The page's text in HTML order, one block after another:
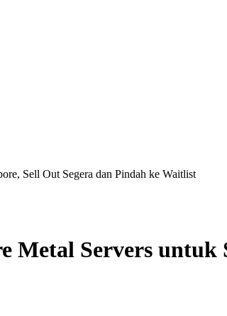
Sell Out Segera dan Pindah ke Waitlist
Metal Servers